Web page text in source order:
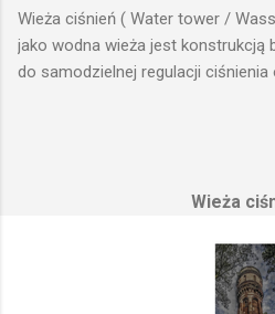
Wieża ciśnień ( Water tower /
jako wodna wieża jest konstrukcją
do samodzielnej regulacji ciśnienia
na którym została wzniesiona.
fundamenty modułu infrastruktury
Podstawową funkcją wież ciśnień
wody do dystrybucji. Zasada
Wieża